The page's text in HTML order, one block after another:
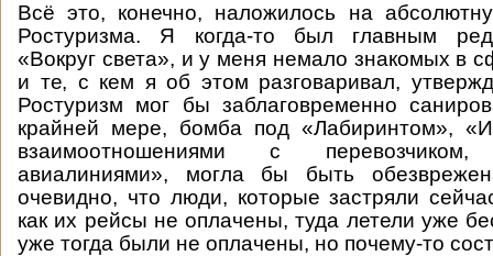
Всё это, конечно, наложилось на
Ростуризма. Я когда-то был главным
«Вокруг света», и у меня немало знакомых в
и те, с кем я об этом разговаривал,
Ростуризм мог бы заблаговременно
крайней мере, бомба под «Лабиринтом»,
взаимоотношениями с перевозчиком,
авиалиниями», могла бы быть
очевидно, что люди, которые застряли
как их рейсы не оплачены, туда летели уже
уже тогда были не оплачены, но почему-то